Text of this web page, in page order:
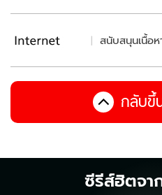
สนับสนุนเนื้อห
กลับขึ้
ซีรีส์ฮิตจา